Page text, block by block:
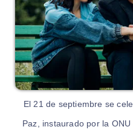
El 21 de septiembre se
Paz, instaurado por la